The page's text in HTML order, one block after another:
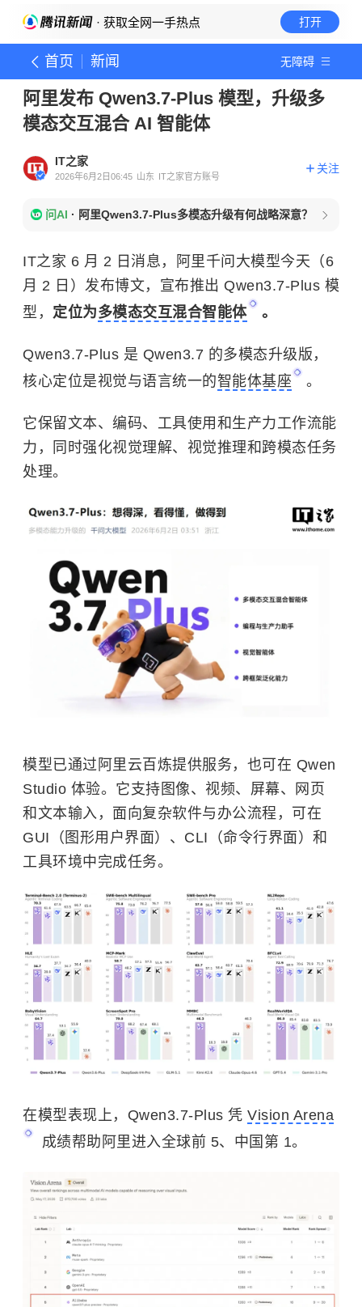
· 获取全网一手热点 打开
首页 新闻 无障碍
阿里发布 Qwen3.7-Plus 模型，升级多
模态交互混合 AI 智能体
IT之家
2026年6月2日06:45 山东 IT之家官方账号
关注
问AI · 阿里Qwen3.7-Plus多模态升级有何战略深意？
IT之家 6 月 2 日消息，阿里千问大模型今天（6
月 2 日）发布博文，宣布推出 Qwen3.7-Plus 模
型， 定位为多模态交互混合智能体 。
Qwen3.7-Plus 是 Qwen3.7 的多模态升级版，
核心定位是视觉与语言统一的智能体基座 。
它保留文本、编码、工具使用和生产力工作流能
力，同时强化视觉理解、视觉推理和跨模态任务
处理。
模型已通过阿里云百炼提供服务，也可在 Qwen
Studio 体验。它支持图像、视频、屏幕、网页
和文本输入，面向复杂软件与办公流程，可在
GUI （图形用户界面）、CLI（命令行界面）和
工具环境中完成任务。
在模型表现上，Qwen3.7-Plus 凭 Vision Arena
成绩帮助阿里进入全球前 5、中国第 1。